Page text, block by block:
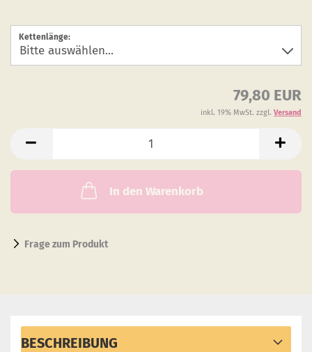
Kettenlänge:
79,80 EUR
inkl. 19% MwSt. zzgl. Versand
In den Warenkorb
Frage zum Produkt
BESCHREIBUNG